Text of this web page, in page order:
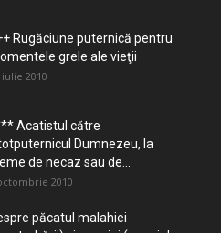
Rugăciune puternică pentru
grele ale vieţii
iulie 2010
Acatistul către
Dumnezeu, la
de necaz sau de...
2010
păcatul malahiei